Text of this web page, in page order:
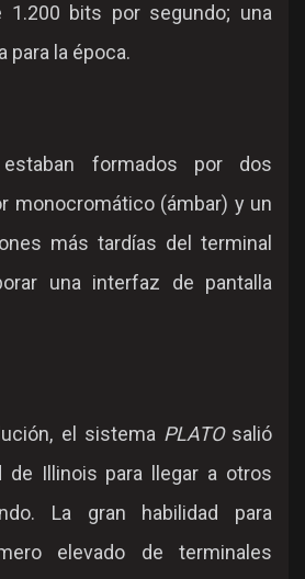
1.200 bits por segundo; una
para la época.
formados por dos
monocromático (ámbar) y un
más tardías del terminal
una interfaz de pantalla
el sistema PLATOsalió
de Illinois para llegar a otros
La gran habilidad para
elevado de terminales